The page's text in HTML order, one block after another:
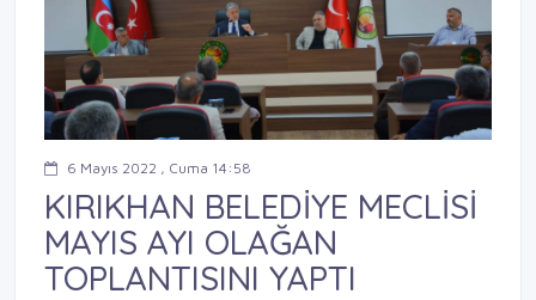
6 Mayıs 2022 , Cuma 14:58
KIRIKHAN BELEDİYE MECLİSİ
MAYIS AYI OLAĞAN
TOPLANTISINI YAPTI